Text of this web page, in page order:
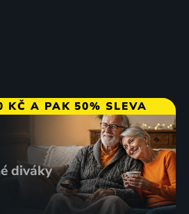
KČ A PAK 50% SLEVA
diváky